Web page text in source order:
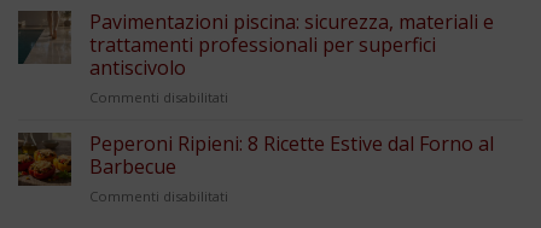
Pavimentazioni piscina: sicurezza, materiali e
trattamenti professionali per superfici
antiscivolo
Commenti disabilitati
piscina:
Peperoni Ripieni: 8 Ricette Estive dal Forno al
Barbecue
Commenti disabilitati